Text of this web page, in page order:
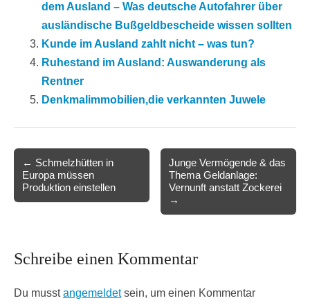
dem Ausland – Was deutsche Autofahrer über
ausländische Bußgeldbescheide wissen sollten
Kunde im Ausland zahlt nicht – was tun?
Ruhestand im Ausland: Auswanderung als
Rentner
Denkmalimmobilien,die verkannten Juwele
navigation
← Schmelzhütten in
Europa müssen
Produktion einstellen
Junge Vermögende & das
Thema Geldanlage:
Vernunft anstatt Zockerei
→
Schreibe einen Kommentar
Du musstangemeldetsein, um einen Kommentar